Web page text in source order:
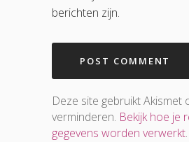
berichten zijn.
Deze site gebruikt Akismet
verminderen. Bekijk hoe je
gegevens worden verwerkt.